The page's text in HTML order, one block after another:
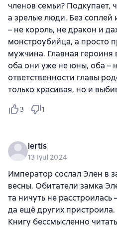
членов семьи? Подкупает,
а зрелые люди. Без соплей
– не король, не дракон и
монстроубийца, а просто
мужчина. Главная
оба они уже не юны, оба –
ответственности главы
только красивая, но и
3 1
lertis
13 Iyul 2024
Император сослал Элен в
весны. Обитатели замка
та ничуть не
да ещё других пристроила.
Книгу бессмысленно